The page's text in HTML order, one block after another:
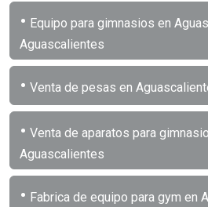
• Equipo para gimnasios en
Aguascalientes
• Venta de pesas en
• Venta de aparatos para
Aguascalientes
• Fabrica de equipo para gym en